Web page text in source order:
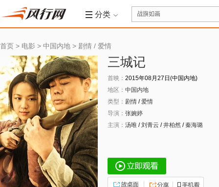
分类
首页 > 电影 > 中国内地 > 剧情 / 爱情
三城记
首映： 2015年08月27日(中国内地)
地区： 中国内地
类型： 剧情 /爱情
导演： 张婉婷
主演： 汤唯 /刘青云 /井柏然 /秦海璐